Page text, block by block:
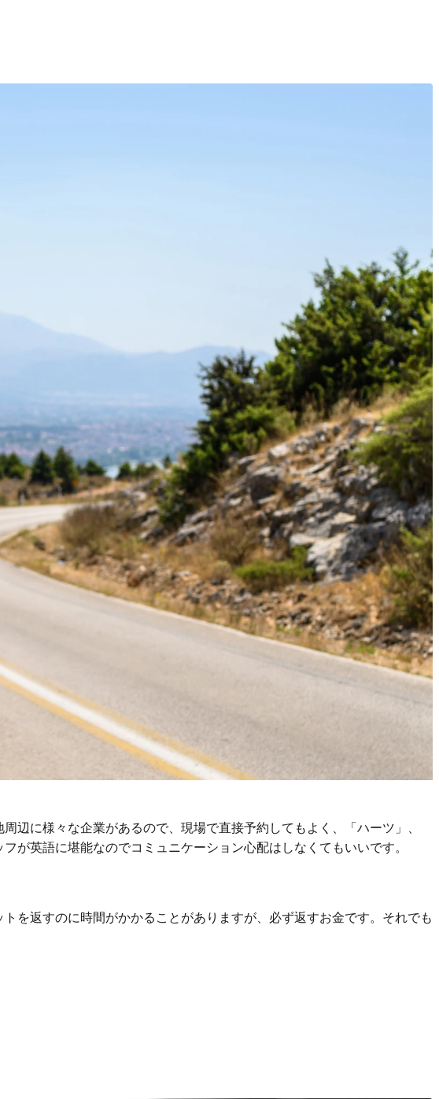
辺に様々な企業があるので、現場で直接予約してもよく、「ハーツ」、
が英語に堪能なのでコミュニケーション心配はしなくてもいいです。
を返すのに時間がかかることがありますが、必ず返すお金です。それでも